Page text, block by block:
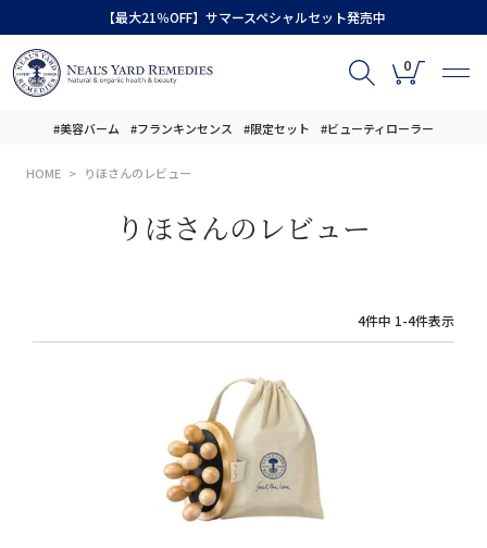
【最大21％OFF】サマースペシャルセット発売中
0
#美容バーム #フランキンセンス #限定セット #ビューティローラー
HOME りほさんのレビュー
りほさんのレビュー
4件中 1-4件表示